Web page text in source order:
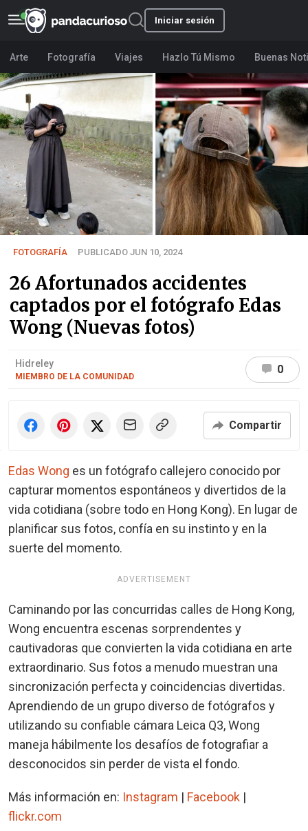
Iniciar sesión
Arte Fotografía Viajes Hazlo Tú Mismo Buenas
FOTOGRAFÍA PUBLICADO JUN 10, 2024
26 Afortunados accidentes
captados por el fotógrafo Edas
Wong (Nuevas fotos)
Hidreley
MIEMBRO DE LA COMUNIDAD
0
Compartir
Edas Wong es un fotógrafo callejero conocido por
capturar momentos espontáneos y divertidos de la
vida cotidiana (sobre todo en Hong Kong). En lugar de
planificar sus fotos, confía en su instinto y en la
suerte del momento.
ADVERTISEMENT
Caminando por las concurridas calles de Hong Kong,
Wong encuentra escenas sorprendentes y
cautivadoras que convierten la vida cotidiana en arte
extraordinario. Sus fotos a menudo muestran una
sincronización perfecta y coincidencias divertidas.
Aprendiendo de un grupo diverso de fotógrafos y
utilizando su confiable cámara Leica Q3, Wong
maneja hábilmente los desafíos de fotografiar a
desconocidos sin perder de vista el fondo.
Más información en: Instagram | Facebook |
flickr.com